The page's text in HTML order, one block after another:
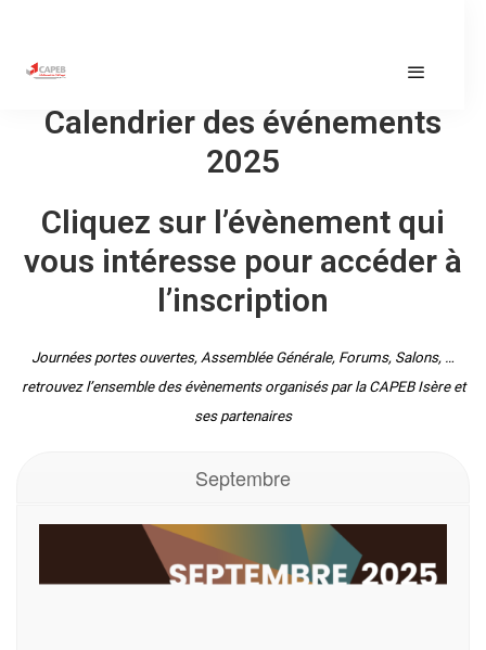
Calendrier des événements
2025
Cliquez sur l’évènement qui
vous intéresse pour accéder à
l’inscription
Journées portes ouvertes, Assemblée Générale, Forums, Salons, …
retrouvez l’ensemble des évènements organisés par la CAPEB Isère et
ses partenaires
Septembre